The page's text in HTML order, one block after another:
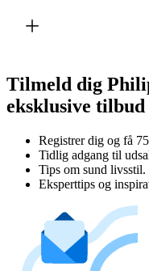
Tilmeld dig
eksklusive tilbud
Registrer dig og få
Tidlig adgang til
Tips om sund livsstil.
Eksperttips og